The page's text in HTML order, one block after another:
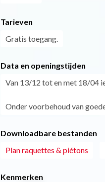
Tarieven
Gratis toegang.
Data en openingstijden
Van 13/12 tot en met 18/04
Onder voorbehoud van
Downloadbare bestanden
Plan raquettes & piétons
Kenmerken